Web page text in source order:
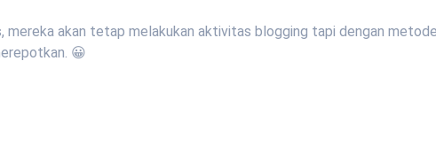
mereka akan tetap melakukan aktivitas blogging tapi dengan
😀